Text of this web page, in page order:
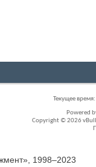
Текущее время:
Powered
Copyright © 2026
1998–2023